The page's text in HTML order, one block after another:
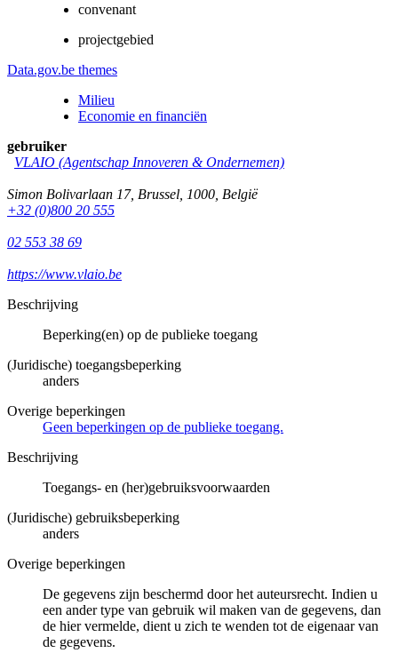
convenant
projectgebied
Data.gov.be themes
Milieu
Economie en financiën
gebruiker
VLAIO (Agentschap Innoveren & Ondernemen)
Simon Bolivarlaan 17, Brussel 1000 België
+32 (0)800 20 555
02 553 38 69
https://www.vlaio.be
Beschrijving
Beperking(en) op de publieke toegang
(Juridische) toegangsbeperking
anders
Overige beperkingen
Geen beperkingen op de publieke toegang.
Beschrijving
Toegangs- en (her)gebruiksvoorwaarden
(Juridische) gebruiksbeperking
anders
Overige beperkingen
De gegevens zijn beschermd door het auteursrecht. Indien u
een ander type van gebruik wil maken van de gegevens, dan
de hier vermelde, dient u zich te wenden tot de eigenaar van
de gegevens.